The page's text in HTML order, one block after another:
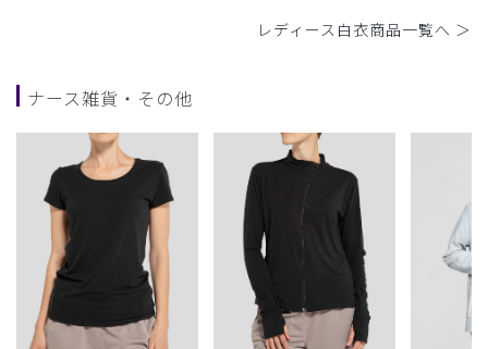
レディース白衣商品一覧へ ＞
ナース雑貨・その他